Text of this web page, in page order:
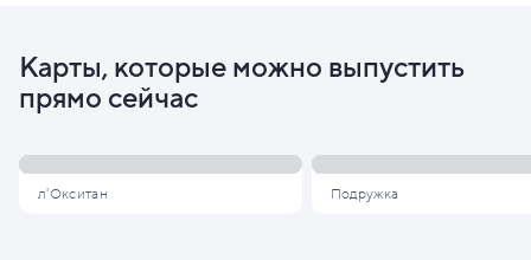
Карты, которые можно выпустить
прямо сейчас
л'Окситан Подружка